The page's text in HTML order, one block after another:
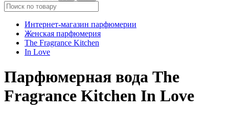
Интернет-магазин парфюмерии
Женская парфюмерия
The Fragrance Kitchen
In Love
Парфюмерная вода The
Fragrance Kitchen In Love